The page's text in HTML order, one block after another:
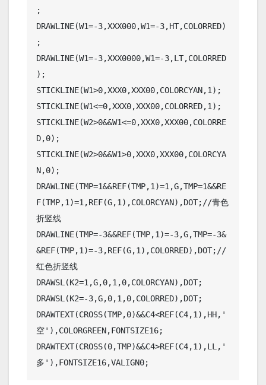
;
DRAWLINE(W1=-3,XXX000,W1=-3,HT,COLORRED)
;
DRAWLINE(W1=-3,XXX0000,W1=-3,LT,COLORRED
);
STICKLINE(W1>0,XXX0,XXX00,COLORCYAN,1);
STICKLINE(W1<=0,XXX0,XXX00,COLORRED,1);
STICKLINE(W2>0&&W1<=0,XXX0,XXX00,COLORRE
D,0);
STICKLINE(W2>0&&W1>0,XXX0,XXX00,COLORCYA
N,0);
DRAWLINE(TMP=1&&REF(TMP,1)=1,G,TMP=1&&RE
F(TMP,1)=1,REF(G,1),COLORCYAN),DOT;//青色
折竖线
DRAWLINE(TMP=-3&&REF(TMP,1)=-3,G,TMP=-3&
&REF(TMP,1)=-3,REF(G,1),COLORRED),DOT;//
红色折竖线
DRAWSL(K2=1,G,0,1,0,COLORCYAN),DOT;
DRAWSL(K2=-3,G,0,1,0,COLORRED),DOT;
DRAWTEXT(CROSS(TMP,0)&&C4<REF(C4,1),HH,'
空'),COLORGREEN,FONTSIZE16;
DRAWTEXT(CROSS(0,TMP)&&C4>REF(C4,1),LL,'
多'),FONTSIZE16,VALIGN0;